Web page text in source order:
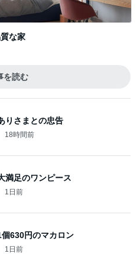
な家
を読む
りさまとの忠告
18時間前
満足のワンピース
1日前
630円のマカロン
1日前